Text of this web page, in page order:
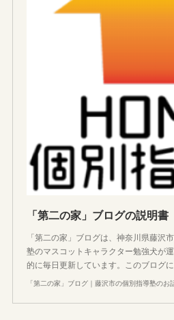
「第二の家」ブログの説明書
「第二の家」ブログは、神奈川県藤沢
塾のマスコットキャラクター勉強犬が
的に毎日更新しています。このブログ
「第二の家」ブログ｜藤沢市の個別指導塾のお